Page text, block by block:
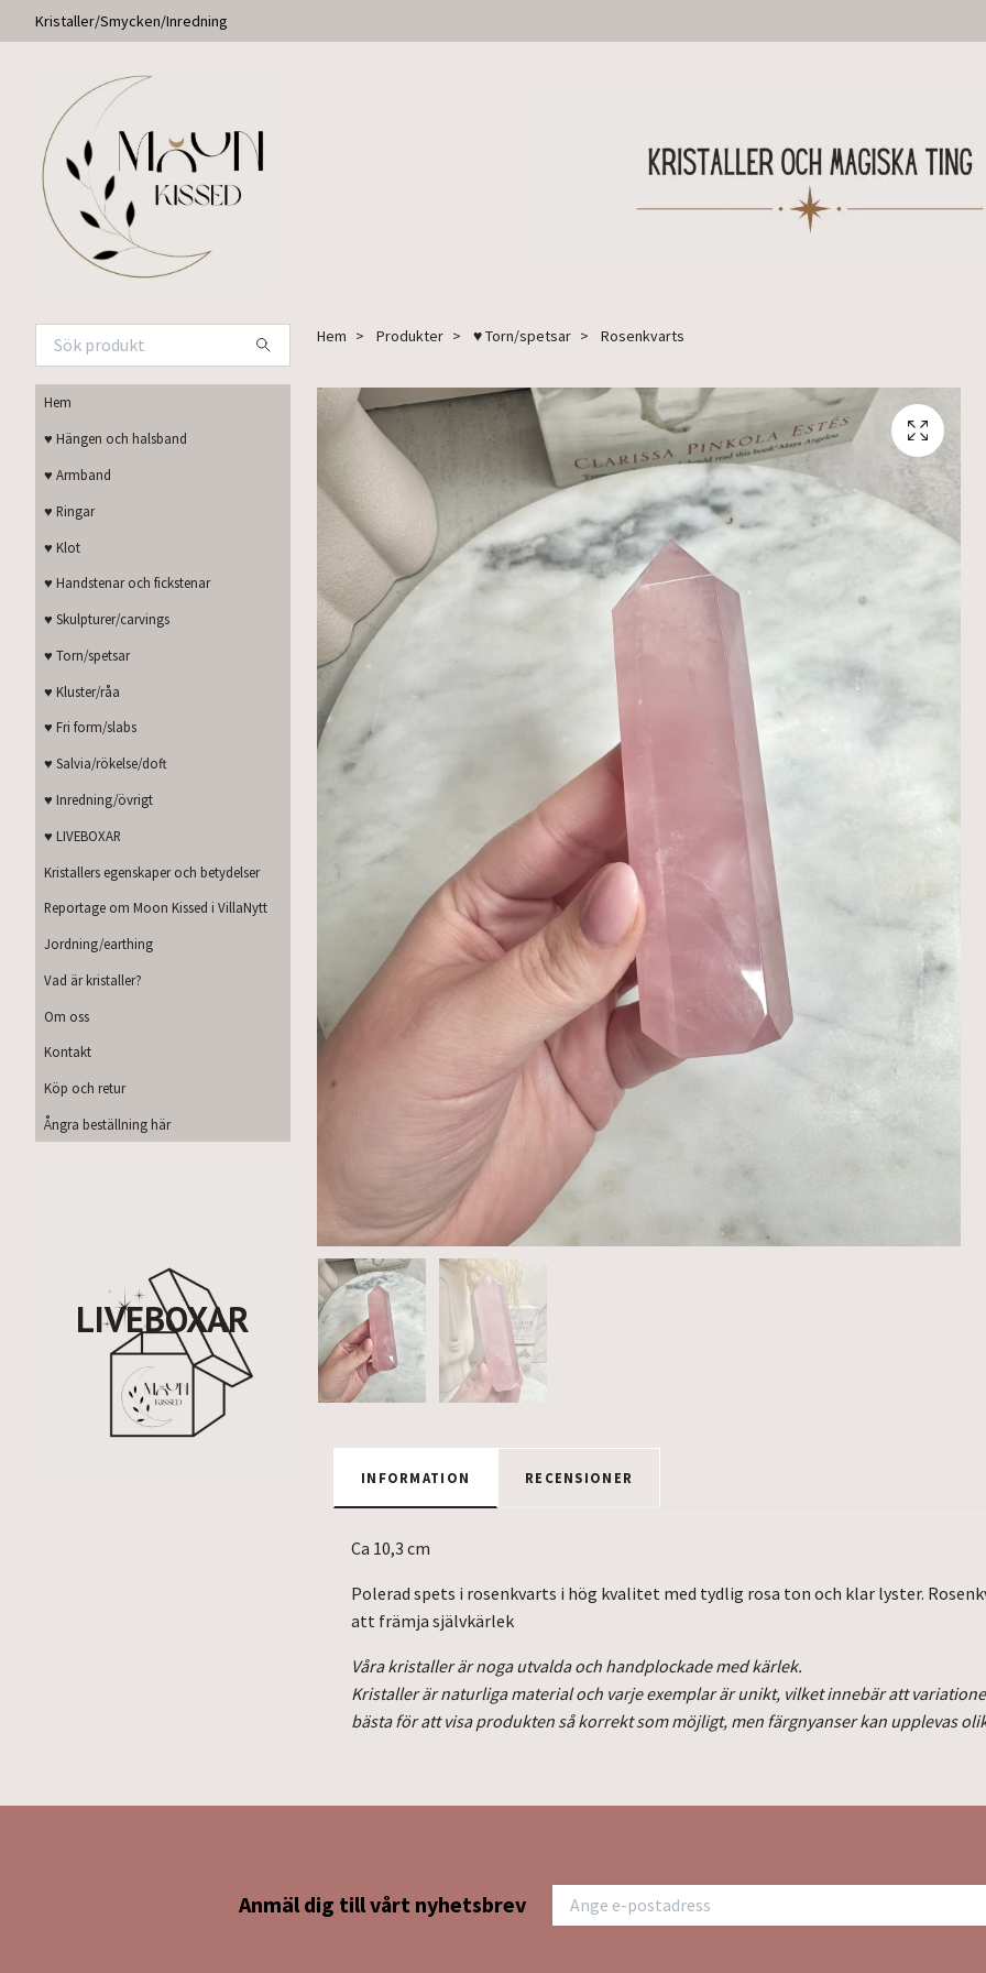
Kristaller/Smycken/Inredning
Hem
♥ Hängen och halsband
♥ Armband
♥ Ringar
♥ Klot
♥ Handstenar och fickstenar
♥ Skulpturer/carvings
♥ Torn/spetsar
♥ Kluster/råa
♥ Fri form/slabs
♥ Salvia/rökelse/doft
♥ Inredning/övrigt
♥ LIVEBOXAR
Kristallers egenskaper och betydelser
Reportage om Moon Kissed i VillaNytt
Jordning/earthing
Vad är kristaller?
Om oss
Kontakt
Köp och retur
Ångra beställning här
LIVEBOXAR
Hem Produkter ♥ Torn/spetsar Rosenkvarts
INFORMATION RECENSIONER
Ca 10,3 cm
Polerad spets i rosenkvarts i hög kvalitet med tydlig rosa ton och klar lyster.
att främja självkärlek
Våra kristaller är noga utvalda och handplockade med kärlek.
Kristaller är naturliga material och varje exemplar är unikt, vilket innebär att
bästa för att visa produkten så korrekt som möjligt, men färgnyanser kan upplevas
Anmäl dig till vårt nyhetsbrev